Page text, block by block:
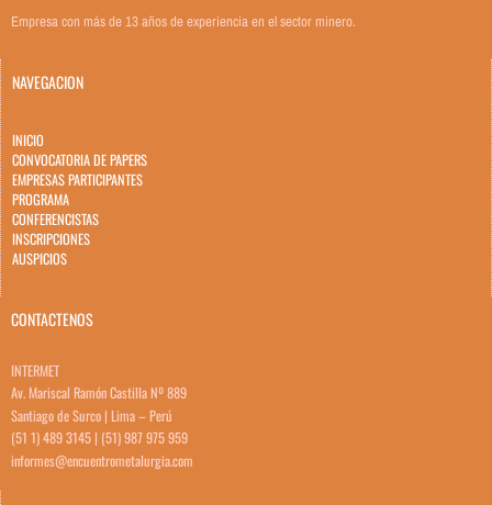
Empresa con más de 13 años de experiencia en el sector minero.
NAVEGACION
INICIO
CONVOCATORIA DE PAPERS
EMPRESAS PARTICIPANTES
PROGRAMA
CONFERENCISTAS
INSCRIPCIONES
AUSPICIOS
CONTACTENOS
INTERMET
Av. Mariscal Ramón Castilla Nº 889
Santiago de Surco | Lima – Perú
(51 1) 489 3145 | (51) 987 975 959
informes@encuentrometalurgia.com